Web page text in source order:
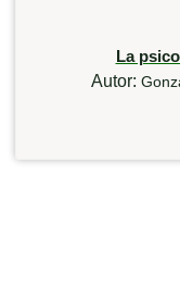
La
Autor: